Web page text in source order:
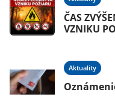
ČAS
VZNIKU
Aktuality